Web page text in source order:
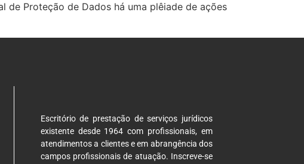
de Proteção de Dados há uma plêiade de ações
Escritório de prestação de serviços jurídicos
existente desde 1964 com profissionais, em
atendimentos a clientes e em abrangência dos
campos profissionais de atuação. Inscreve-se